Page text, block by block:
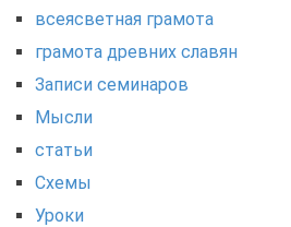
всеясветная грамота
грамота древних славян
Записи семинаров
Мысли
статьи
Схемы
Уроки